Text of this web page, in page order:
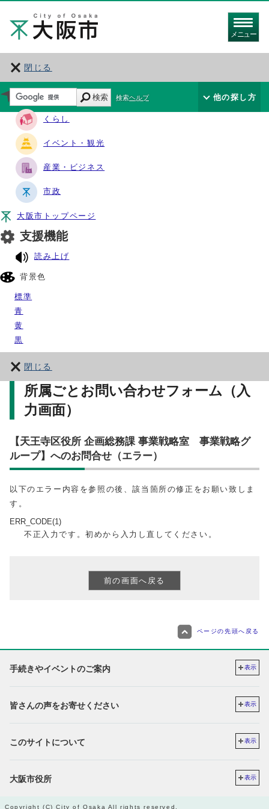
メニュー
閉じる
サイト・ナビ
くらし
イベント・観光
産業・ビジネス
市政
大阪市トップページ
支援機能
読み上げ
背景色
標準
青
黄
黒
閉じる
検索 検索ヘルプ 他の探し方
所属ごとお問い合わせフォーム（入
力画面）
【天王寺区役所 企画総務課 事業戦略室 事業戦略グ
ループ】へのお問合せ（エラー）
以下のエラー内容を参照の後、該当箇所の修正をお願い致しま
す。
ERR_CODE(1)
不正入力です。初めから入力し直してください。
ページの先頭へ戻る
手続きやイベントのご案内 表示
皆さんの声をお寄せください 表示
このサイトについて 表示
大阪市役所 表示
Copyright (C) City of Osaka All rights reserved.